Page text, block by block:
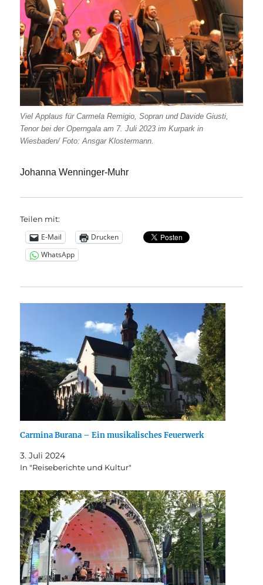
Viel Applaus für Carmela Remigio, Sopran und Davide Giusti,
Tenor bei der Operngala am 7. Juli 2023 im Kurpark in
Wiesbaden/ Foto: Ansgar Klostermann.
Johanna Wenninger-Muhr
Teilen mit:
E-Mail
Drucken
WhatsApp
Carmina Burana – Ein musikalisches Feuerwerk
3. Juli 2024
In "Reiseberichte und Kultur"